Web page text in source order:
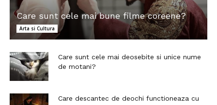
Care sunt cele mai bune filme coreene?
Arta si Cultura
Care sunt cele mai deosebite si unice nume
de motani?
Care descantec de deochi functioneaza cu